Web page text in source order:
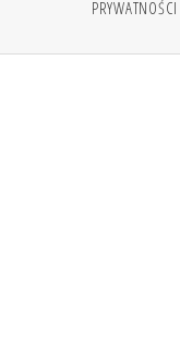
PRYWATNOŚCI